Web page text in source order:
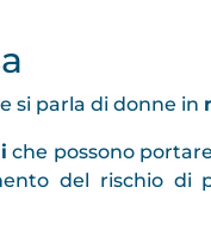
si parla di donne in
che possono
del rischio di